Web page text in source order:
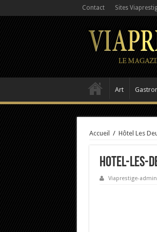
Contact Sites
Art
Accueil / Hôtel Les
Hotel-Les-
Viaprestige-admin